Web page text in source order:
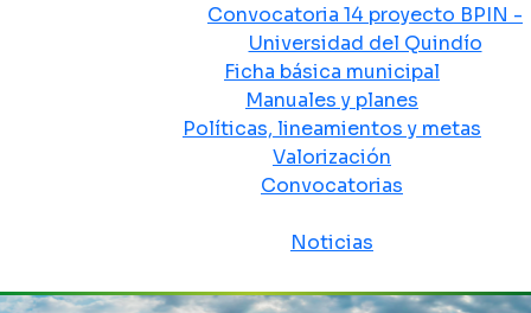
Convocatoria 14 proyecto BPIN -
Universidad del Quindío
Ficha básica municipal
Manuales y planes
Políticas, lineamientos y metas
Valorización
Convocatorias
Noticias